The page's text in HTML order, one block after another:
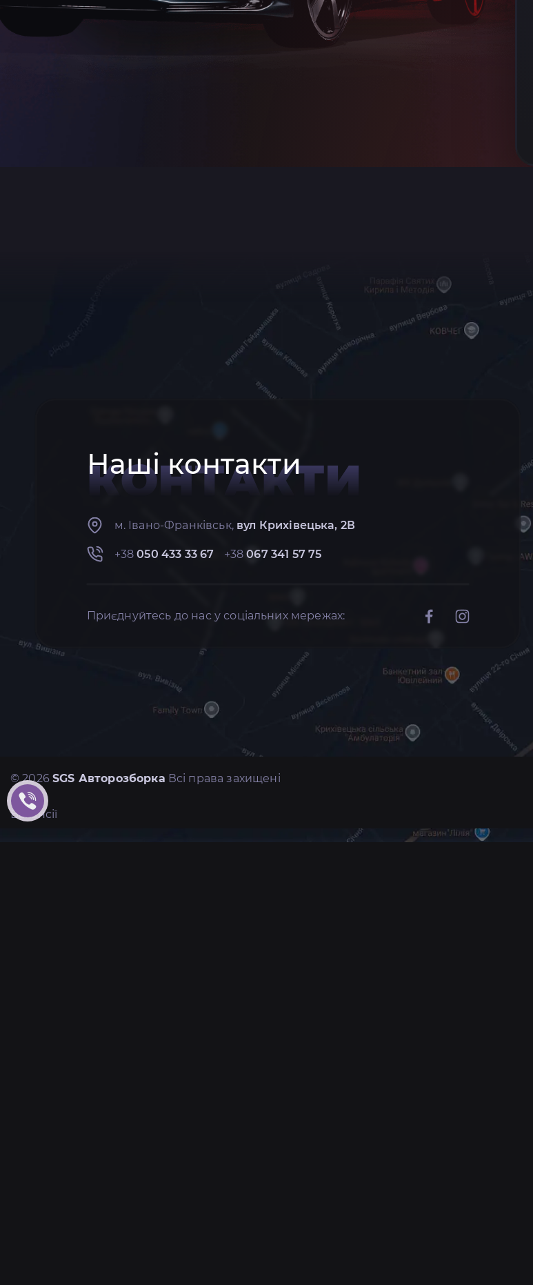
Наші контакти
КОНТАКТИ
м. Івано-Франківськ, вул Крихівецька, 2В
+38050 433 33 67 +38067 341 57 75
Приєднуйтесь до нас у соціальних мережах:
© 2026SGS Авторозборка Всі права захищені
Вакансії